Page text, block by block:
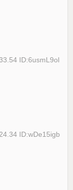
ID:6usmL9ol
ID:wDe15igb